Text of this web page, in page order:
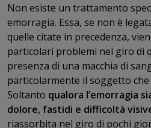
Non esiste un trattamento
emorragia. Essa, se non è
quelle citate in precedenza,
particolari problemi nel giro di
presenza di una macchia di
particolarmente il soggetto che
Soltanto qualora l’emorragia
dolore, fastidi e difficoltà
riassorbita nel giro di pochi